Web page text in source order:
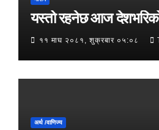
यस्तो रहनेछ आज
११ माघ २०८१, शुक्रबार ०५:०८
अर्थ /वाणिज्य